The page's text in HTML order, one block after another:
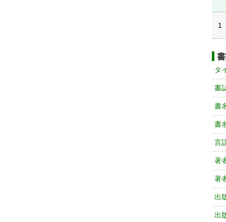
1
タ
書
書
書
言
著
著
出
出